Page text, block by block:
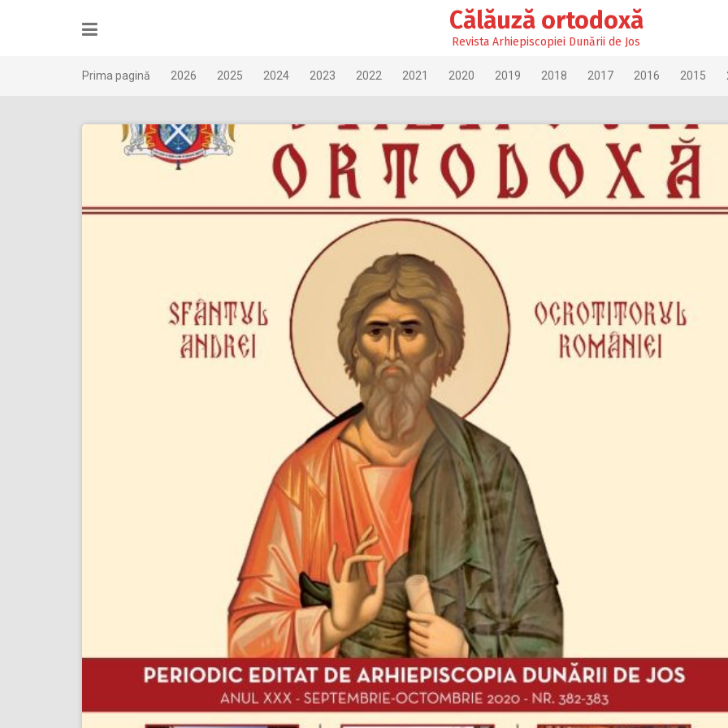
Călăuză ortodoxă
Revista Arhiepiscopiei Dunării de Jos
Prima pagină 2026 2025 2024 2023 2022 2021 2020 2019 2018 2017 2016 2015